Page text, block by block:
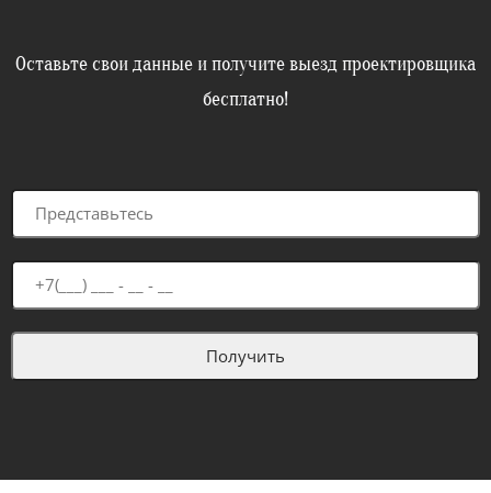
Оставьте свои данные и получите выезд проектировщика
бесплатно!